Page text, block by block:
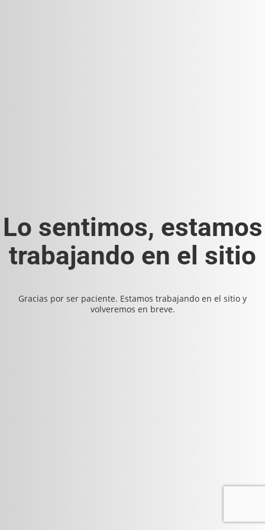
Lo sentimos, estamos
trabajando en el sitio
Gracias por ser paciente. Estamos trabajando en el sitio y
volveremos en breve.